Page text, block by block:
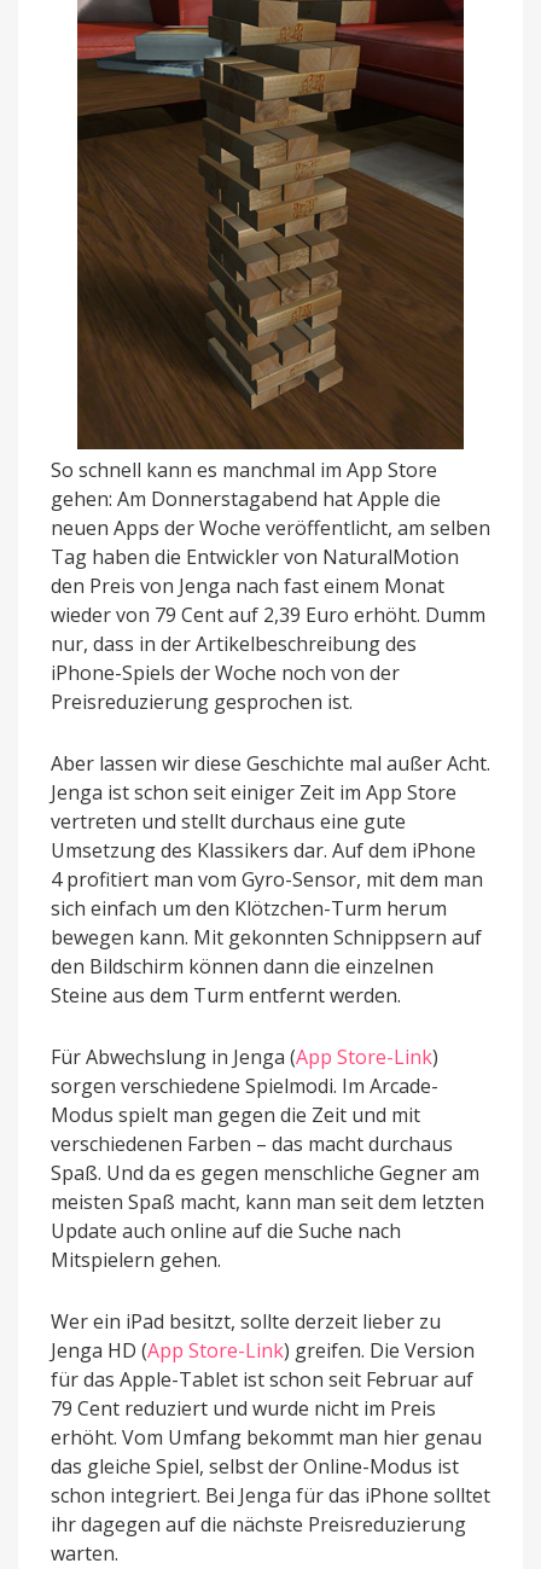
So schnell kann es manchmal im App Store
gehen: Am Donnerstagabend hat Apple die
neuen Apps der Woche veröffentlicht, am selben
Tag haben die Entwickler von NaturalMotion
den Preis von Jenga nach fast einem Monat
wieder von 79 Cent auf 2,39 Euro erhöht. Dumm
nur, dass in der Artikelbeschreibung des
iPhone-Spiels der Woche noch von der
Preisreduzierung gesprochen ist.
Aber lassen wir diese Geschichte mal außer Acht.
Jenga ist schon seit einiger Zeit im App Store
vertreten und stellt durchaus eine gute
Umsetzung des Klassikers dar. Auf dem iPhone
4 profitiert man vom Gyro-Sensor, mit dem man
sich einfach um den Klötzchen-Turm herum
bewegen kann. Mit gekonnten Schnippsern auf
den Bildschirm können dann die einzelnen
Steine aus dem Turm entfernt werden.
Für Abwechslung in Jenga (App Store-Link)
sorgen verschiedene Spielmodi. Im Arcade-
Modus spielt man gegen die Zeit und mit
verschiedenen Farben – das macht durchaus
Spaß. Und da es gegen menschliche Gegner am
meisten Spaß macht, kann man seit dem letzten
Update auch online auf die Suche nach
Mitspielern gehen.
Wer ein iPad besitzt, sollte derzeit lieber zu
Jenga HD (App Store-Link) greifen. Die Version
für das Apple-Tablet ist schon seit Februar auf
79 Cent reduziert und wurde nicht im Preis
erhöht. Vom Umfang bekommt man hier genau
das gleiche Spiel, selbst der Online-Modus ist
schon integriert. Bei Jenga für das iPhone solltet
ihr dagegen auf die nächste Preisreduzierung
warten.